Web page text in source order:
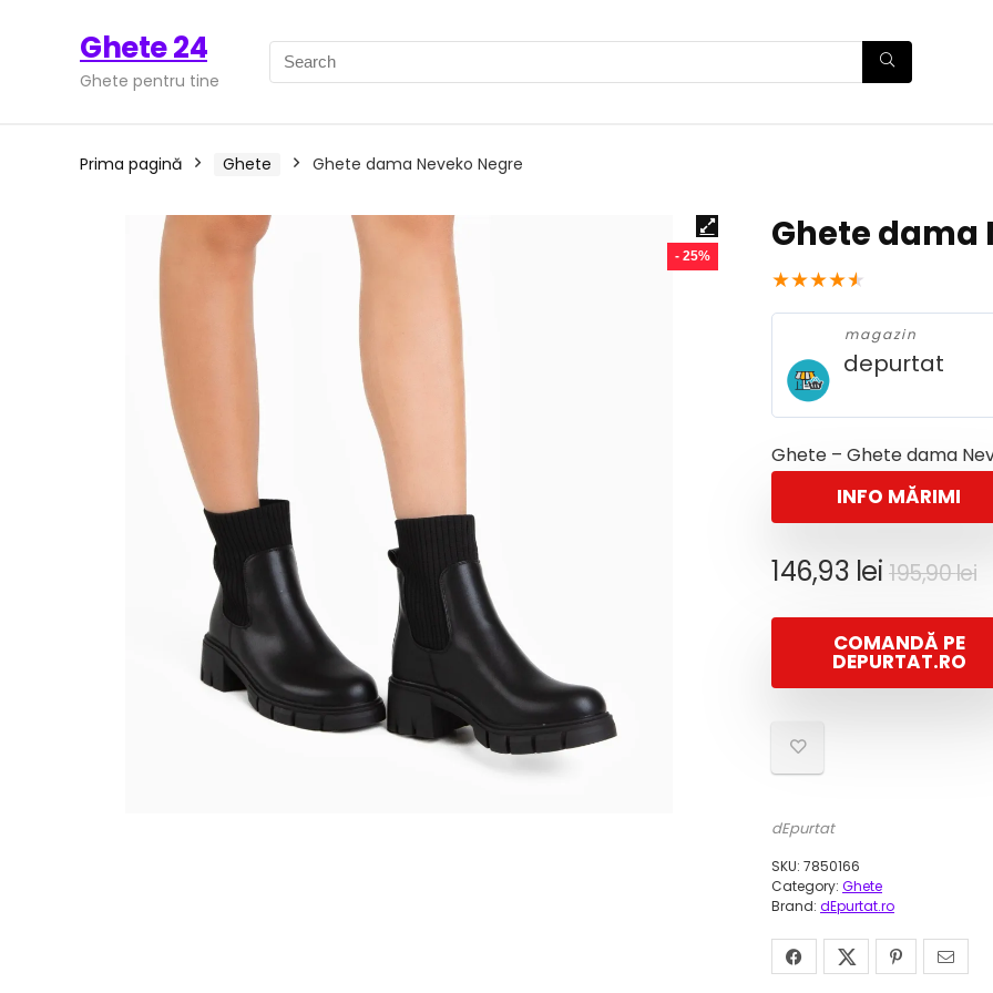
Ghete 24
Ghete pentru tine
Prima pagină Ghete Ghete dama Neveko Negre
- 25% Ghete dama
★★★★★
magazin
depurtat
Ghete – Ghete dama
INFO MĂRIMI
195,90lei
146,93 lei
COMANDĂ PE
DEPURTAT.RO
dEpurtat
SKU: 7850166
Category: Ghete
Brand: dEpurtat.ro